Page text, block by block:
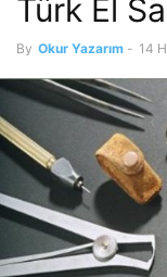
Türk El
By Okur Yazarım - 14